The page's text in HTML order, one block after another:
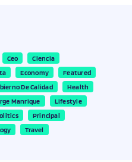
Ceo
Ciencia
Economy
Featured
De Calidad
Health
Manrique
Lifestyle
Principal
Travel